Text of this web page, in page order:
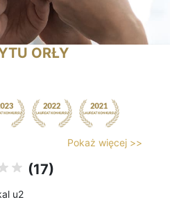
ORŁY
Pokaż więcej >>
(17)
u2